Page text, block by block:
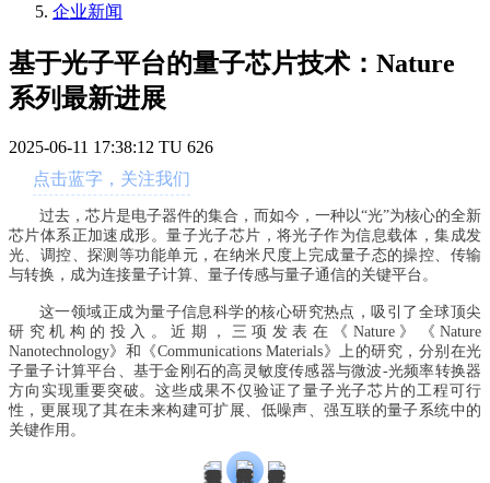
企业新闻
基于光子平台的量子芯片技术：Nature
系列最新进展
2025-06-11 17:38:12 TU 626
点击蓝字，关注我们
过去，芯片是电子器件的集合，而如今，一种以“光”为核心的全新
芯片体系正加速成形。量子光子芯片，将光子作为信息载体，集成发
光、调控、探测等功能单元，在纳米尺度上完成量子态的操控、传输
与转换，成为连接量子计算、量子传感与量子通信的关键平台。
这一领域正成为量子信息科学的核心研究热点，吸引了全球顶尖
研究机构的投入。近期，三项发表在《Nature》《Nature
Nanotechnology》和《Communications Materials》上的研究，分别在光
子量子计算平台、基于金刚石的高灵敏度传感器与微波-光频率转换器
方向实现重要突破。这些成果不仅验证了量子光子芯片的工程可行
性，更展现了其在未来构建可扩展、低噪声、强互联的量子系统中的
关键作用。